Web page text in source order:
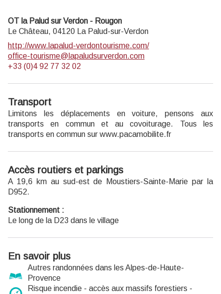
OT la Palud sur Verdon - Rougon
Le Château, 04120
La Palud-sur-Verdon
http://www.lapalud-verdontourisme.com/
office-tourisme@lapaludsurverdon.com
+33 (0)4 92 77 32 02
Transport
Limitons les déplacements en voiture, pensons aux
transports en commun et au covoiturage. Tous les
transports en commun sur www.pacamobilite.fr
Accès routiers et parkings
A 19,6 km au sud-est de Moustiers-Sainte-Marie par la
D952.
Stationnement :
Le long de la D23 dans le village
En savoir plus
Autres randonnées dans les Alpes-de-Haute-
Provence
Risque incendie - accès aux massifs forestiers -